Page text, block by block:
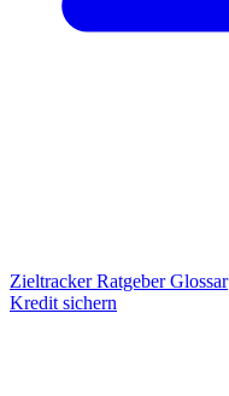
ZieltrackerRatgeberGlossar
Kredit sichern